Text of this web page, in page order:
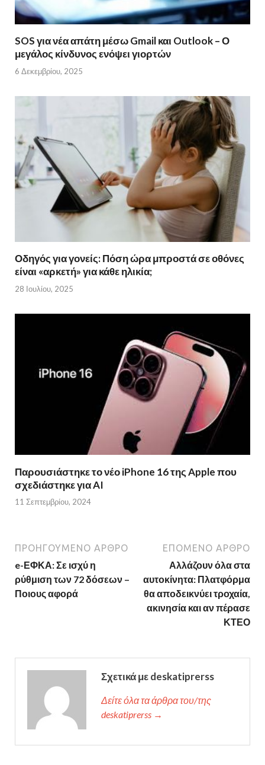
SOS για νέα απάτη μέσω Gmail και Outlook – Ο
μεγάλος κίνδυνος ενόψει γιορτών
6 Δεκεμβρίου, 2025
Οδηγός για γονείς: Πόση ώρα μπροστά σε οθόνες
είναι «αρκετή» για κάθε ηλικία;
28 Ιουλίου, 2025
Παρουσιάστηκε το νέο iPhone 16 της Apple που
σχεδιάστηκε για AI
11 Σεπτεμβρίου, 2024
ΠΡΟΗΓΟΎΜΕΝΟ ΆΡΘΡΟ
e-ΕΦΚΑ: Σε ισχύ η
ρύθμιση των 72 δόσεων –
Ποιους αφορά
ΕΠΌΜΕΝΟ ΆΡΘΡΟ
Αλλάζουν όλα στα
αυτοκίνητα: Πλατφόρμα
θα αποδεικνύει τροχαία,
ακινησία και αν πέρασε
ΚΤΕΟ
Σχετικά με deskatiprerss
Δείτε όλα τα άρθρα του/της
deskatiprerss →